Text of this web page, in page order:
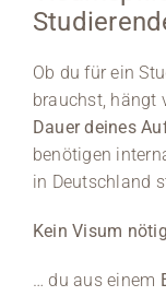
News
Ob du für ein
brauchst, hängt
Dauer deines
benötigen
in Deutschland
Kein Visum
… du aus einem